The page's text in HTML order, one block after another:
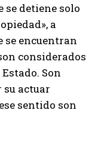
se detiene solo
a
se encuentran
considerados
Son
su actuar
sentido son